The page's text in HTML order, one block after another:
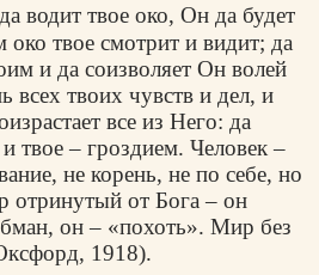
водит твое око, Он да будет
твое смотрит и видит; да
и да соизволяет Он волей
всех твоих чувств и дел, и
все из Него: да
твое – гроздием. Человек –
не корень, не по себе, но
отринутый от Бога – он
он – «похоть». Мир без
1918).